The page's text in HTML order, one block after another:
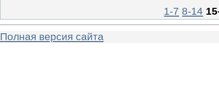
1-7 8-14
Полная версия сайта